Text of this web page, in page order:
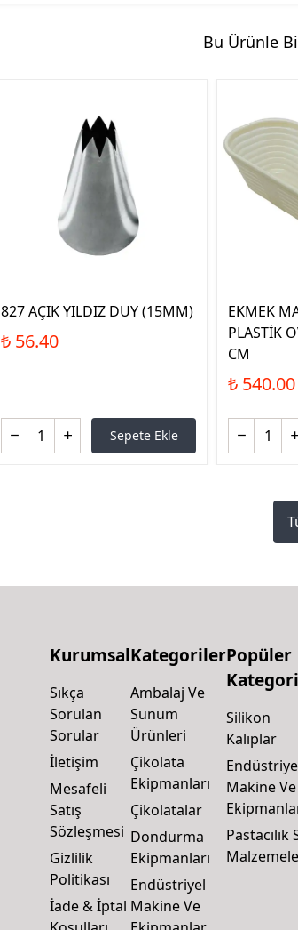
Bu Ürünle
827 AÇIK YILDIZ DUY (15MM)
₺ 56.40
Sepete Ekle
EKMEK
PLASTİK
CM
₺ 540.00
Kurumsal
Sıkça
Sorulan
Sorular
İletişim
Mesafeli
Satış
Sözleşmesi
Gizlilik
Politikası
İade & İptal
Kategoriler
Ambalaj Ve
Sunum
Ürünleri
Çikolata
Ekipmanları
Çikolatalar
Dondurma
Ekipmanları
Endüstriyel
Makine Ve
Popüler
Silikon
Kalıplar
Makine Ve
Pastacılık